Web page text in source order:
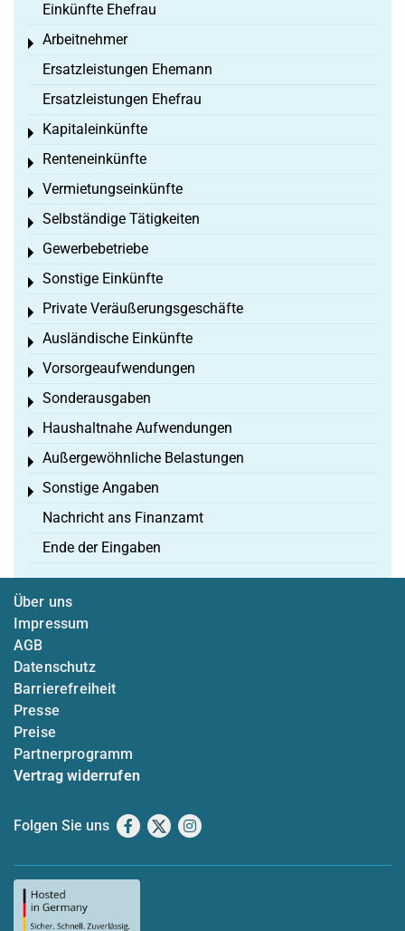
Einkünfte Ehefrau
Arbeitnehmer
Toggle menu
Ersatzleistungen Ehemann
Ersatzleistungen Ehefrau
Kapitaleinkünfte
Toggle menu
Renteneinkünfte
Toggle menu
Vermietungseinkünfte
Toggle menu
Selbständige Tätigkeiten
Toggle menu
Gewerbebetriebe
Toggle menu
Sonstige Einkünfte
Toggle menu
Private Veräußerungsgeschäfte
Toggle menu
Ausländische Einkünfte
Toggle menu
Vorsorgeaufwendungen
Toggle menu
Sonderausgaben
Toggle menu
Haushaltnahe Aufwendungen
Toggle menu
Außergewöhnliche Belastungen
Toggle menu
Sonstige Angaben
Toggle menu
Nachricht ans Finanzamt
Ende der Eingaben
Über uns
Impressum
AGB
Datenschutz
Barrierefreiheit
Presse
Preise
Partnerprogramm
Vertrag widerrufen
Folgen Sie uns Facebook
X Instagram